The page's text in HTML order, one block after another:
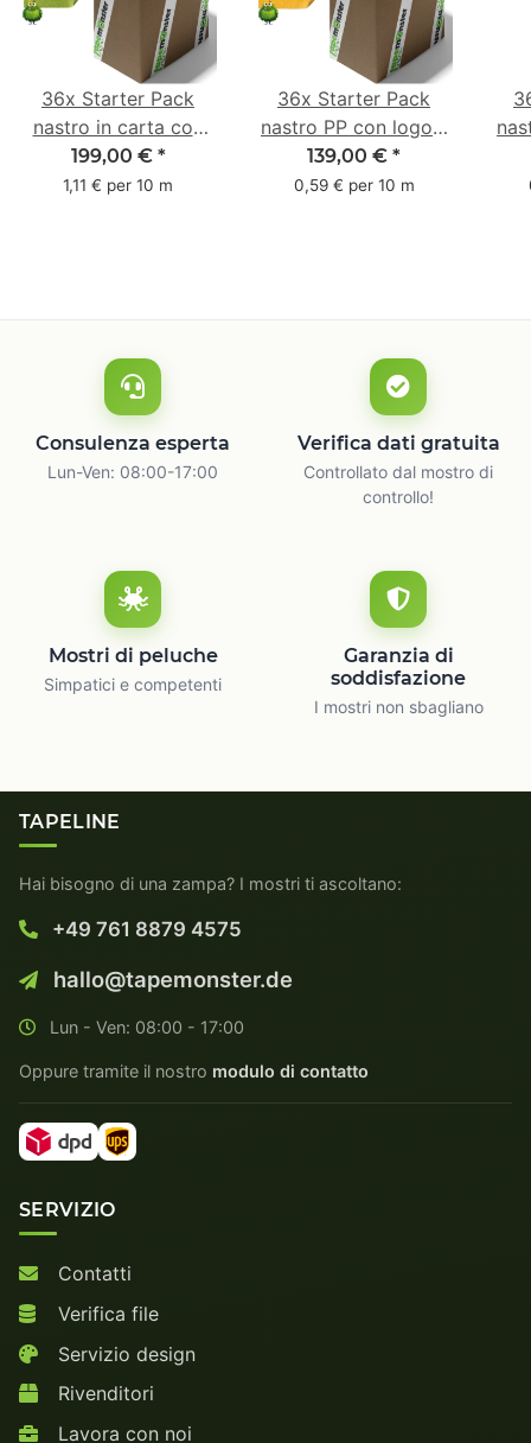
36x Starter Pack
nastro in carta con
logo - 1 colore - 50
mm x 50 m - caucciù
199,00 € *
1,11 € per 10 m
36x Starter Pack
nastro PP con logo -
1 colore - 48 mm x
66 m
139,00 € *
0,59 € per 10 m
Consulenza esperta
Lun-Ven: 08:00-17:00
Verifica dati gratuita
Controllato dal mostro di
controllo!
Mostri di peluche
Simpatici e competenti
Garanzia di
soddisfazione
I mostri non sbagliano
TAPELINE
Hai bisogno di una zampa? I mostri ti ascoltano:
+49 761 8879 4575
hallo@tapemonster.de
Lun - Ven: 08:00 - 17:00
Oppure tramite il nostro modulo di contatto
SERVIZIO
Contatti
Verifica file
Servizio design
Rivenditori
Lavora con noi